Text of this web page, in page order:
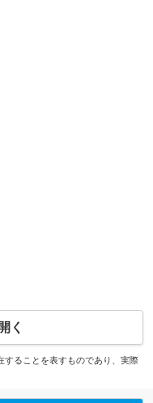
く
ることを表すものであり、実際